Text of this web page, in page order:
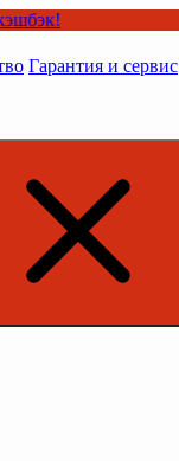
Гарантия и сервис